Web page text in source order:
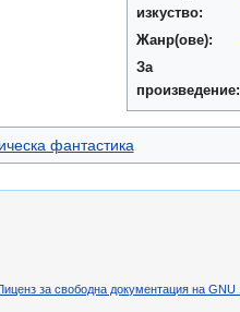
изкуство:
Жанр(ове):
За
произведение:
фантастика